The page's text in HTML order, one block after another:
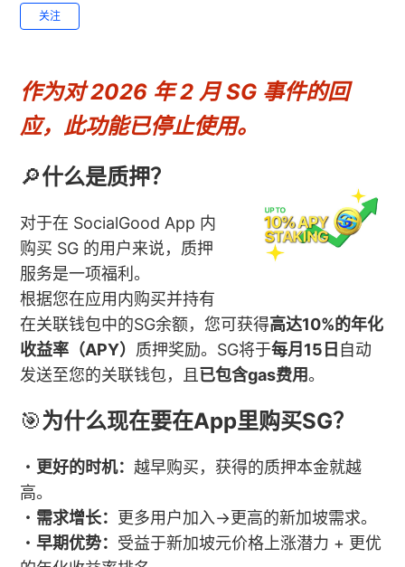
关注
作为对 2026 年 2 月 SG 事件的回
应，此功能已停止使用。
🔎什么是质押？
对于在 SocialGood App 内
购买 SG 的用户来说，质押
服务是一项福利。
根据您在应用内购买并持有
在关联钱包中的SG余额，您可获得高达10%的年化
收益率（APY） 质押奖励。SG将于每月15日 自动
发送至您的关联钱包，且已包含gas费用。
🎯为什么现在要在App里购买SG？
・更好的时机：越早购买，获得的质押本金就越
高。
・ 需求增长： 更多用户加入→更高的新加坡需求。
・早期优势： 受益于新加坡元价格上涨潜力 + 更优